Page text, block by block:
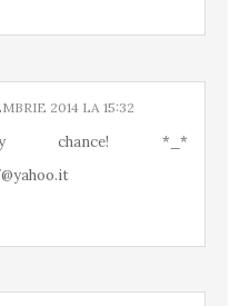
2014 LA 15:32
chance! *_*